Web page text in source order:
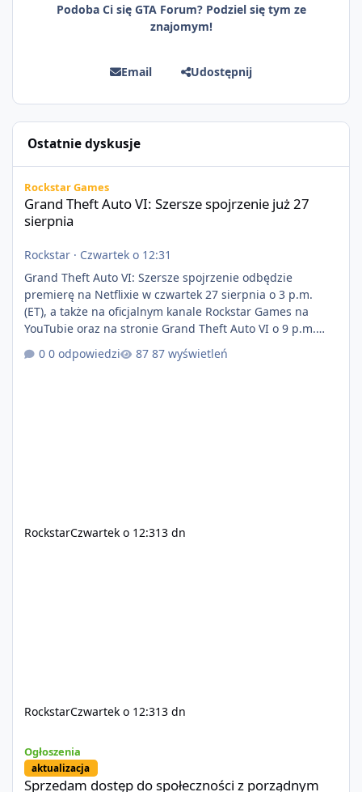
Podoba Ci się GTA Forum? Podziel się tym ze
znajomym!
Email Udostępnij
Ostatnie dyskusje
Rockstar Games
Grand Theft Auto VI: Szersze spojrzenie już 27
sierpnia
Rockstar · Czwartek o 12:31
Grand Theft Auto VI: Szersze spojrzenie odbędzie
premierę na Netflixie w czwartek 27 sierpnia o 3 p.m.
(ET), a także na oficjalnym kanale Rockstar Games na
YouTubie oraz na stronie Grand Theft Auto VI o 9 p.m.
(ET) 27 sierpnia. https://netflix.com/GTAVI Grand Theft
Auto VI będzie dostępne 19 listopada na PlayStation 5
0 odpowiedzi 87 wyświetleń
RockstarCzwartek o 12:313 dn
RockstarCzwartek o 12:313 dn
Ogłoszenia
aktualizacja
Sprzedam dostęp do społeczności z porządnym